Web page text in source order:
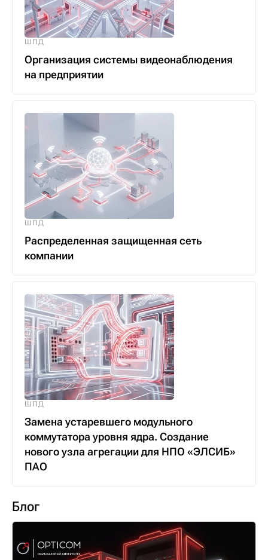
ШПД
Организация системы видеонаблюдения
на предприятии
ШПД
Распределенная защищенная сеть
компании
ШПД
Замена устаревшего модульного
коммутатора уровня ядра. Создание
нового узла агрегации для НПО «ЭЛСИБ»
ПАО
Блог